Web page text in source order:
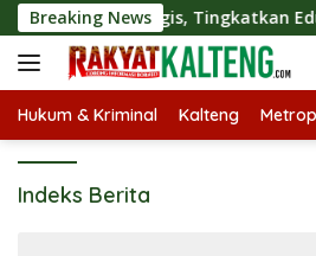
Langsung
ke
konten
Breaking News
Strategis, Tingkatkan
Hukum & Kriminal Kalteng
Indeks Berita